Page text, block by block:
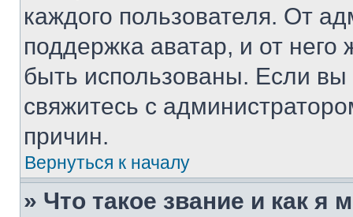
каждого пользователя. От
поддержка аватар, и от него
быть использованы. Если
свяжитесь с
причин.
Вернуться к началу
» Что такое звание и как я